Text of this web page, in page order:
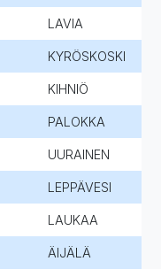
LAVIA
KYRÖSKOSKI
KIHNIÖ
PALOKKA
UURAINEN
LEPPÄVESI
LAUKAA
ÄIJÄLÄ